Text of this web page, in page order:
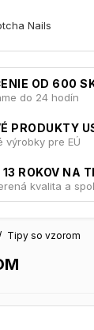
OD 600
do 24 hodín
PRODUKTY
výrobky pre EÚ
13 ROKOV NA
kvalita a
Tipy so vzorom